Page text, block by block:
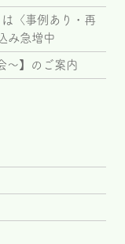
〈事例あり・再
み急増中
～】のご案内